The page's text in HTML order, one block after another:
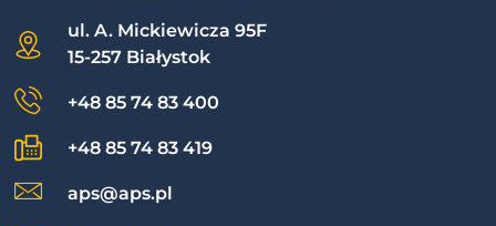
ul. A. Mickiewicza 95F
15-257 Białystok
+48 85 74 83 400
+48 85 74 83 419
aps@aps.pl